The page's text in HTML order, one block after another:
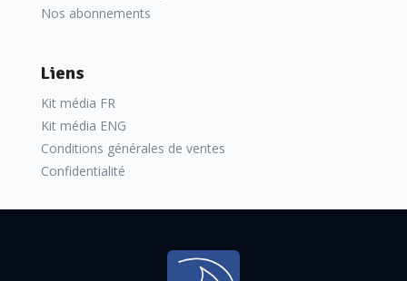
Nos abonnements
Liens
Kit média FR
Kit média ENG
Conditions générales de ventes
Confidentialité